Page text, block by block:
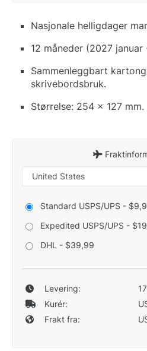
Nasjonale helligdager
12 måneder (2027
Sammenleggbart
skrivebordsbruk.
Størrelse: 254 x 127 mm.
Standard USPS/UPS -
Expedited USPS/UPS -
DHL - $39,99
Levering:
Kurér:
Frakt fra: